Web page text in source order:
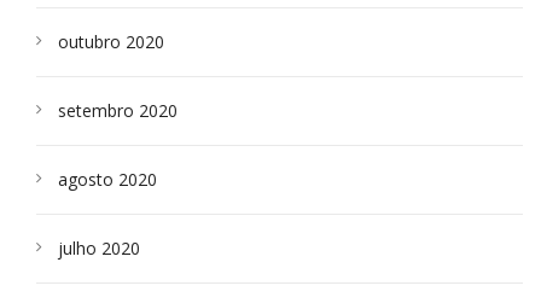
outubro 2020
setembro 2020
agosto 2020
julho 2020